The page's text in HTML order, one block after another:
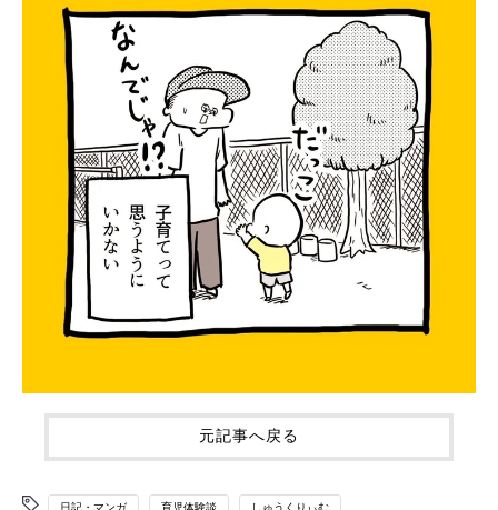
元記事へ戻る
日記・マンガ 育児体験談 しゅうくりぃむ